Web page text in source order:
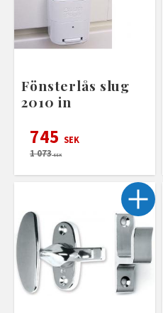
Fönsterlås slug
2010 in
745 SEK
1 073SEK